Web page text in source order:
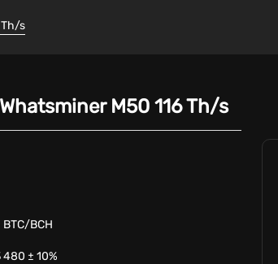
Th/s
M50 116 Th/s
BTC/BCH
480 ± 10%